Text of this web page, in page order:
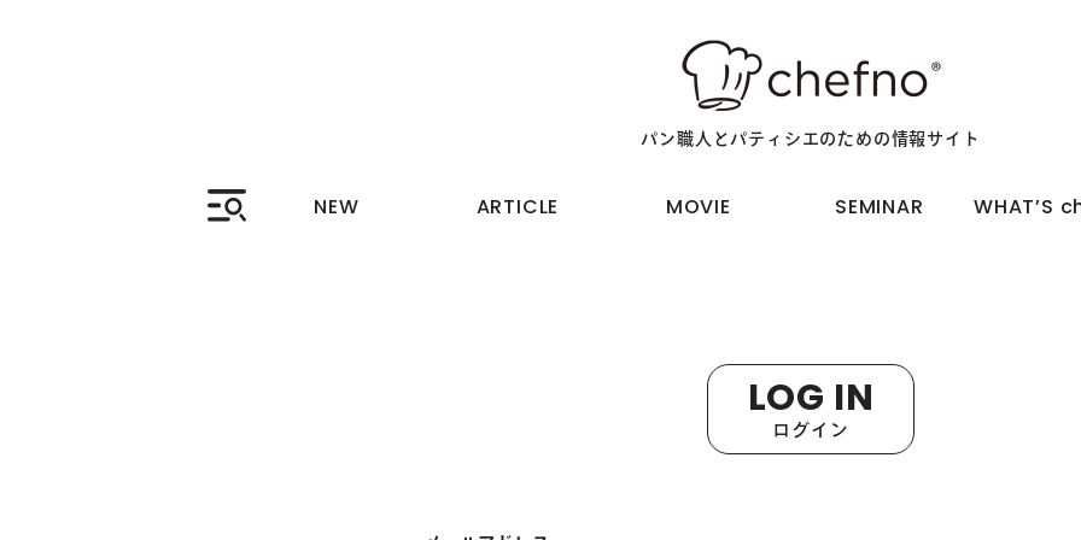
パン職人とパティシエのための情報サイト
NEW
ARTICLE
MOVIE
SEMINAR
WHAT’S
LOG IN
ログイン